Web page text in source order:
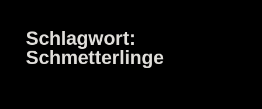
Schlagwort:
Schmetterlinge